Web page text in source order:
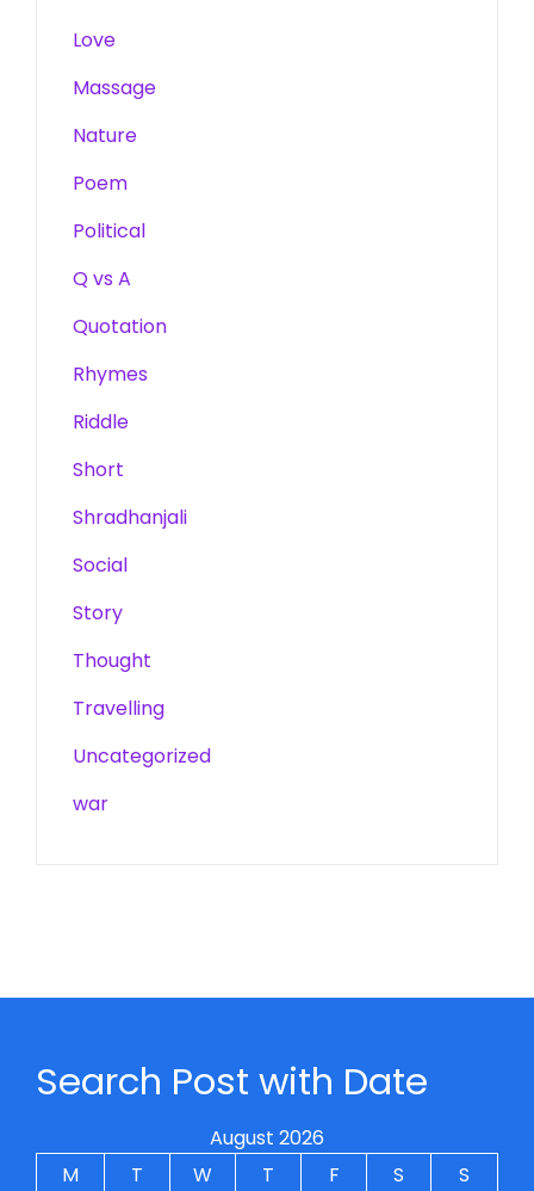
Love
Massage
Nature
Poem
Political
Q vs A
Quotation
Rhymes
Riddle
Short
Shradhanjali
Social
Story
Thought
Travelling
Uncategorized
war
Search Post with Date
August 2026
M
T W T F S
S